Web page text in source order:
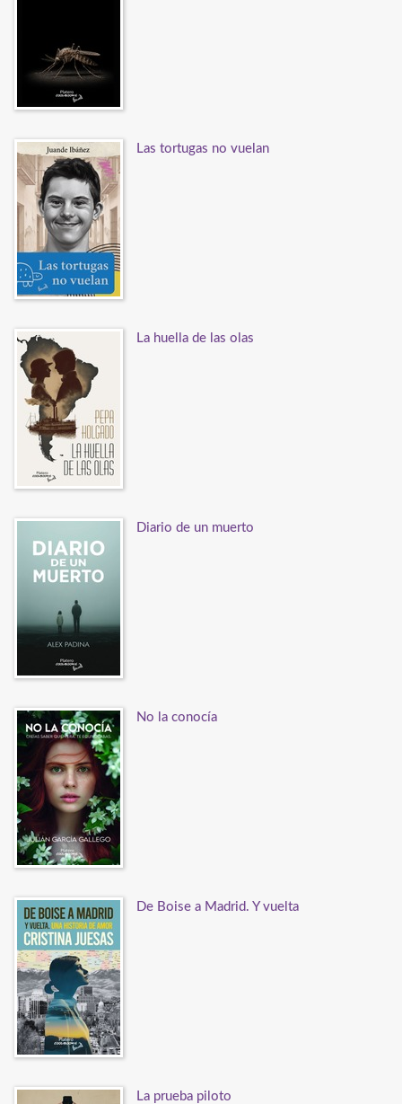
Las tortugas no vuelan
La huella de las olas
Diario de un muerto
No la conocía
De Boise a Madrid. Y vuelta
La prueba piloto